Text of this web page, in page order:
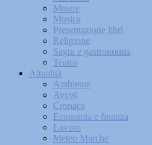
Mostre
Musica
Presentazione libri
Religione
Sagra e gastronomia
Teatro
Attualità
Ambiente
Avvisi
Cronaca
Economia e finanza
Lavoro
Meteo Marche